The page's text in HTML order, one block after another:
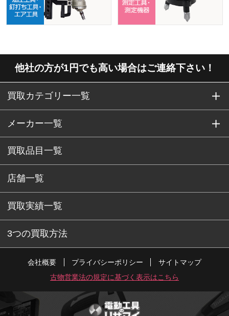
他社の方が1円でも高い場合はご連絡下さい！
買取カテゴリー一覧
メーカー一覧
買取品目一覧
店舗一覧
買取実績一覧
3つの買取方法
会社概要 プライバシーポリシー
サイトマップ
古物営業法の規定に基づく表示はこちら